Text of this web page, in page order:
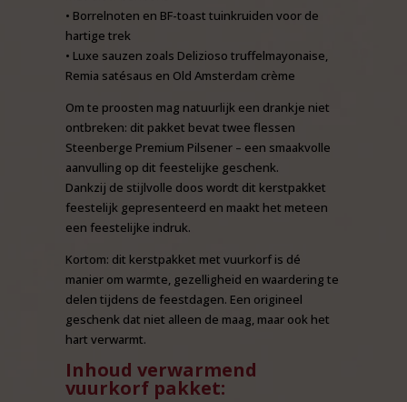
• Borrelnoten en BF-toast tuinkruiden voor de
hartige trek
• Luxe sauzen zoals Delizioso truffelmayonaise,
Remia satésaus en Old Amsterdam crème
Om te proosten mag natuurlijk een drankje niet
ontbreken: dit pakket bevat twee flessen
Steenberge Premium Pilsener – een smaakvolle
aanvulling op dit feestelijke geschenk.
Dankzij de stijlvolle doos wordt dit kerstpakket
feestelijk gepresenteerd en maakt het meteen
een feestelijke indruk.
Kortom: dit kerstpakket met vuurkorf is dé
manier om warmte, gezelligheid en waardering te
delen tijdens de feestdagen. Een origineel
geschenk dat niet alleen de maag, maar ook het
hart verwarmt.
Inhoud verwarmend
vuurkorf pakket: